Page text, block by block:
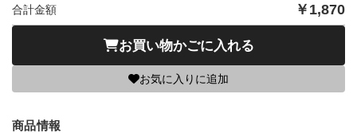
合計金額 ￥ 1,870
お買い物かごに入れる
お気に入りに追加
商品情報